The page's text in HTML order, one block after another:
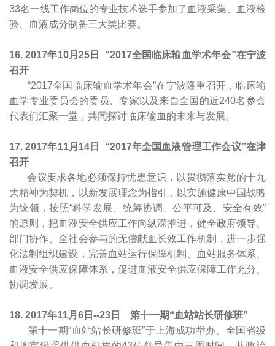
33名一线工作岗位的专业技术选手参加了血液采集、血液检
验、血液成分制备三大类比赛。
16. 2017年10月25日
“2017全国临床输血学术年会”在宁波
召开
“2017全国临床输血学术年会”在宁波隆重召开，临床输
血学专业委员会的委员、专家以及来自全国的近240名参会
代表们汇聚一堂，共同探讨临床输血的未来与发展。
17.2017年11月14日 “2017年全国血液管理工作会议”在津
召开
会议要求各地必须保持忧患意识，以贯彻落实党的十九
大精神为契机，以新发展理念为指引，以实施健康中国战略
为统领，按照“科学发展、统筹协调、公平可及、安全有效”
的原则，把血液安全供应工作向纵深推进，健全政府领导、
部门协作、全社会参与的无偿献血长效工作机制，进一步强
化法制组织建设，完善血站运行保障机制、血站服务体系、
血液安全供应保障体系，促进血液安全供应保障工作充分、
协调发展。
18. 2017年11月6日--23日 第十一期“血站站长研修班”
第十一期“血站站长研修班”于上海成功举办。全国省级